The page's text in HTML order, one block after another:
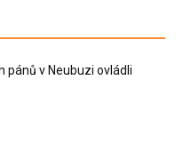
pánů v Neubuzi ovládli